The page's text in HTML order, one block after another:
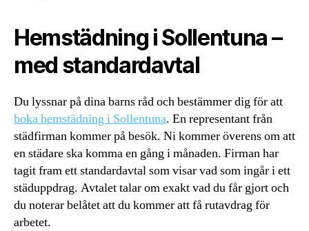
Hemstädning i Sollentuna –
med standardavtal
Du lyssnar på dina barns råd och bestämmer dig för att
boka hemstädning i Sollentuna. En representant från
städfirman kommer på besök. Ni kommer överens om att
en städare ska komma en gång i månaden. Firman har
tagit fram ett standardavtal som visar vad som ingår i ett
städuppdrag. Avtalet talar om exakt vad du får gjort och
du noterar belåtet att du kommer att få rutavdrag för
arbetet.